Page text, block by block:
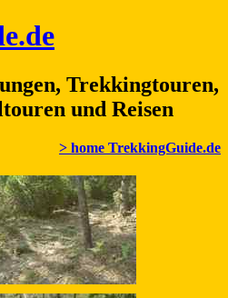
Trekkingtouren,
und Reisen
> home TrekkingGuide.de